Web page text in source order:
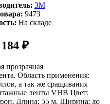
3М
9473
На складе
184 ₽
прозрачная
Область применения:
а так же сращивания
ленты VHB Цвет:
Длина: 55 м. Ширина: до